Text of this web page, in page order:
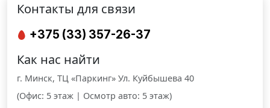
Контакты для связи
+375 (33) 357-26-37
Как нас найти
г. Минск, ТЦ «Паркинг» Ул. Куйбышева 40
(Офис: 5 этаж | Осмотр авто: 5 этаж)